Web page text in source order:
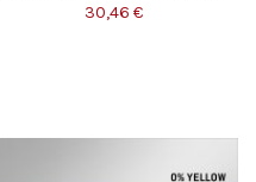
30,46 €